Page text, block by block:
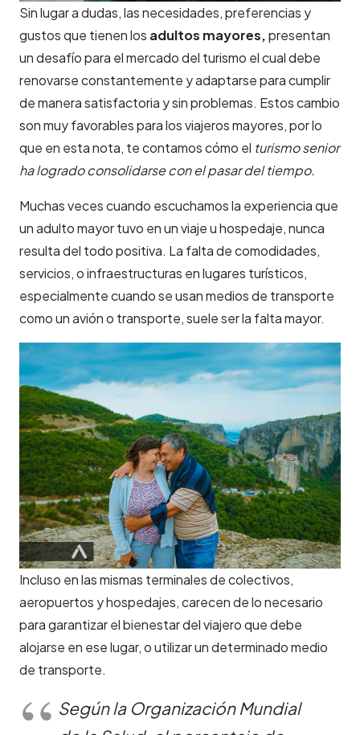
Sin lugar a dudas, las necesidades, preferencias y
gustos que tienen los adultos mayores,presentan
un desafío para el mercado del turismo el cual debe
renovarse constantemente y adaptarse para cumplir
de manera satisfactoria y sin problemas. Estos cambio
son muy favorables para los viajeros mayores, por lo
que en esta nota, te contamos cómo el turismo senior
ha logrado consolidarse con el pasar del tiempo.
Muchas veces cuando escuchamos la experiencia que
un adulto mayor tuvo en un viaje u hospedaje, nunca
resulta del todo positiva. La falta de comodidades,
servicios, o infraestructuras en lugares turísticos,
especialmente cuando se usan medios de transporte
como un avión o transporte, suele ser la falta mayor.
Incluso en las mismas terminales de colectivos,
aeropuertos y hospedajes, carecen de lo necesario
para garantizar el bienestar del viajero que debe
alojarse en ese lugar, o utilizar un determinado medio
de transporte.
Según la Organización Mundial